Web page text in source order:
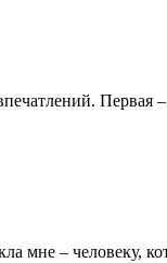
Первая
мне – человеку,